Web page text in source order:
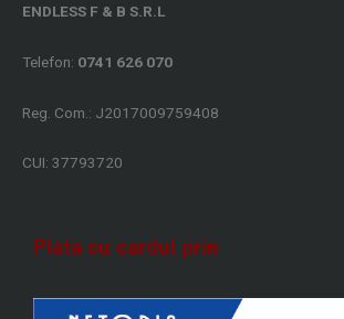
ENDLESS F & B S.R.L
Telefon: 0741 626 070
Reg. Com.: J2017009759408
CUI: 37793720
Plata cu cardul prin